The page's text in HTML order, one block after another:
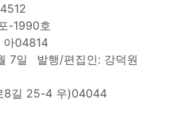
-1990호
아04814
7일
발행/편집인: 강덕원
8길 25-4 우)04044